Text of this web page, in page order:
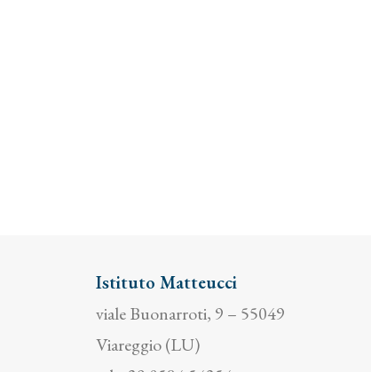
Istituto Matteucci
viale Buonarroti, 9 – 55049
Viareggio (LU)